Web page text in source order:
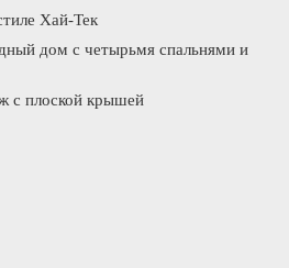
Хай-Тек
дом с четырьмя спальнями и
с плоской крышей